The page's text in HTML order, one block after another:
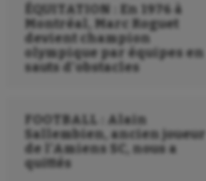
ÉQUITATION : En 1976 à
Montréal, Marc Roguet
devient champion
olympique par équipes en
sauts d’obstacles
FOOTBALL : Alain
Sallembien, ancien joueur
de l’Amiens SC, nous a
quittés